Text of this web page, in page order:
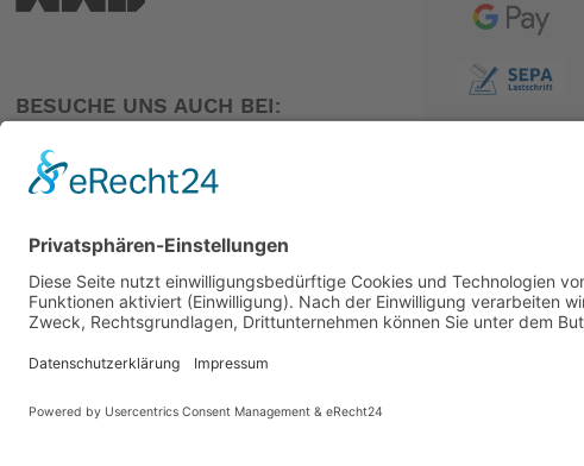
BESUCHE UNS AUCH BEI: